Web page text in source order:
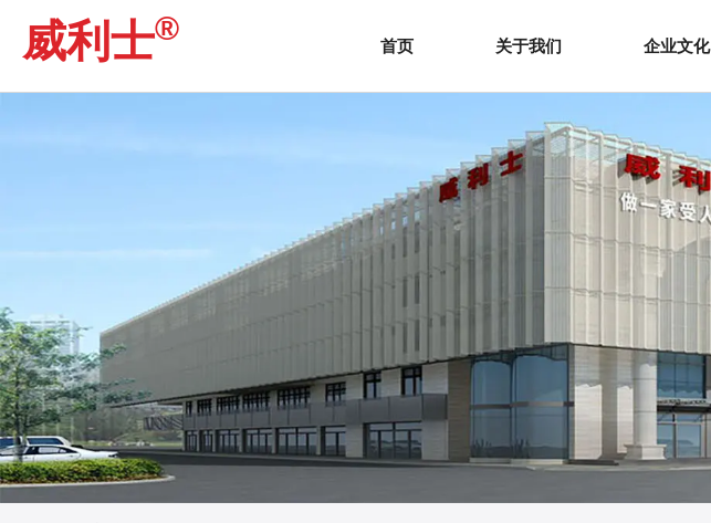
威利士® 首页 关于我们 企业文化